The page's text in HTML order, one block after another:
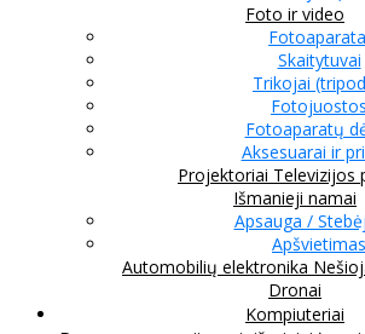
Foto ir video
Skaitytuvai
Trikojai
Fotojuostos
Fotoaparatų
Aksesuarai ir
Projektoriai Televizijos
Išmanieji namai
Apsauga /
Apšvietimas
Automobilių elektronika
Dronai
Kompiuteriai